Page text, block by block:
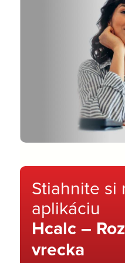
Stiahnite si
aplikáciu
Hcalc –
vrecka